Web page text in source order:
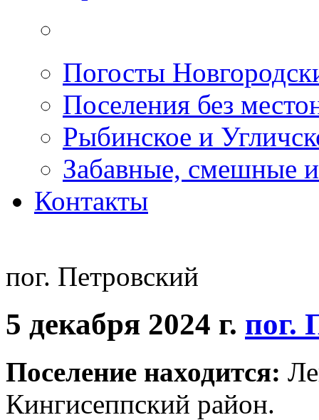
Погосты
Поселения без
Рыбинское и
Забавные, смешные
Контакты
пог. Петровский
5 декабря 2024 г. пог.
Поселение находится:
Кингисеппский район.